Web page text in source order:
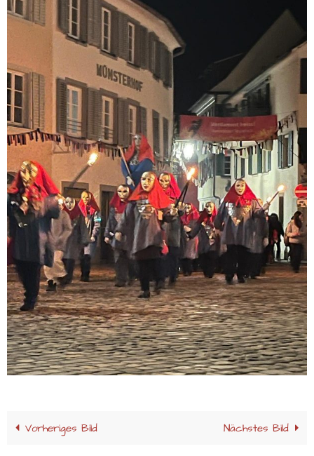
Vorheriges Bild Nächstes Bild